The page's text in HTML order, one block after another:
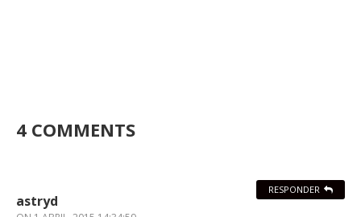
4 COMMENTS
astryd
RESPONDER